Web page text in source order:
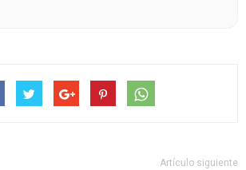
Artículo siguiente